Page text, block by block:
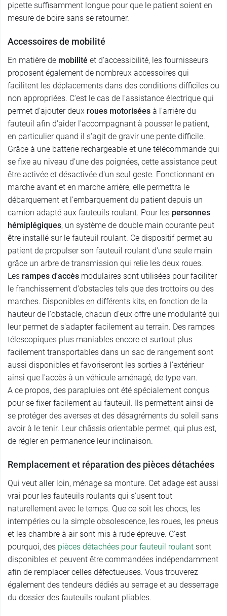
pipette suffisamment longue pour que le patient soient en
mesure de boire sans se retourner.
Accessoires de mobilité
En matière de mobilité et d'accessibilité, les fournisseurs
proposent également de nombreux accessoires qui
facilitent les déplacements dans des conditions difficiles ou
non appropriées. C'est le cas de l'assistance électrique qui
permet d'ajouter deux roues motorisées à l'arrière du
fauteuil afin d'aider l'accompagnant à pousser le patient,
en particulier quand il s'agit de gravir une pente difficile.
Grâce à une batterie rechargeable et une télécommande qui
se fixe au niveau d'une des poignées, cette assistance peut
être activée et désactivée d'un seul geste. Fonctionnant en
marche avant et en marche arrière, elle permettra le
débarquement et l'embarquement du patient depuis un
camion adapté aux fauteuils roulant. Pour les personnes
hémiplégiques, un système de double main courante peut
être installé sur le fauteuil roulant. Ce dispositif permet au
patient de propulser son fauteuil roulant d'une seule main
grâce un arbre de transmission qui relie les deux roues.
Les rampes d'accès modulaires sont utilisées pour faciliter
le franchissement d'obstacles tels que des trottoirs ou des
marches. Disponibles en différents kits, en fonction de la
hauteur de l'obstacle, chacun d'eux offre une modularité qui
leur permet de s'adapter facilement au terrain. Des rampes
télescopiques plus maniables encore et surtout plus
facilement transportables dans un sac de rangement sont
aussi disponibles et favoriseront les sorties à l'extérieur
ainsi que l'accès à un véhicule aménagé, de type van.
A ce propos, des parapluies ont été spécialement conçus
pour se fixer facilement au fauteuil. Ils permettent ainsi de
se protéger des averses et des désagréments du soleil sans
avoir à le tenir. Leur châssis orientable permet, qui plus est,
de régler en permanence leur inclinaison.
Remplacement et réparation des pièces détachées
Qui veut aller loin, ménage sa monture. Cet adage est aussi
vrai pour les fauteuils roulants qui s'usent tout
naturellement avec le temps. Que ce soit les chocs, les
intempéries ou la simple obsolescence, les roues, les pneus
et les chambre à air sont mis à rude épreuve. C'est
pourquoi, des pièces détachées pour fauteuil roulant sont
disponibles et peuvent être commandées indépendamment
afin de remplacer celles défectueuses. Vous trouverez
également des tendeurs dédiés au serrage et au desserrage
du dossier des fauteuils roulant pliables.